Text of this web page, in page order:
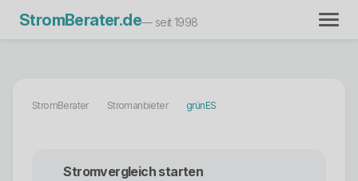
StromBerater.de— seit 1998
StromBerater Stromanbieter grünES
Stromvergleich starten